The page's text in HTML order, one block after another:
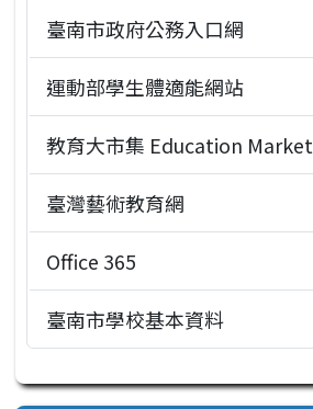
臺南市政府公務入口網
運動部學生體適能網站
教育大市集 Education Market
臺灣藝術教育網
Office 365
臺南市學校基本資料